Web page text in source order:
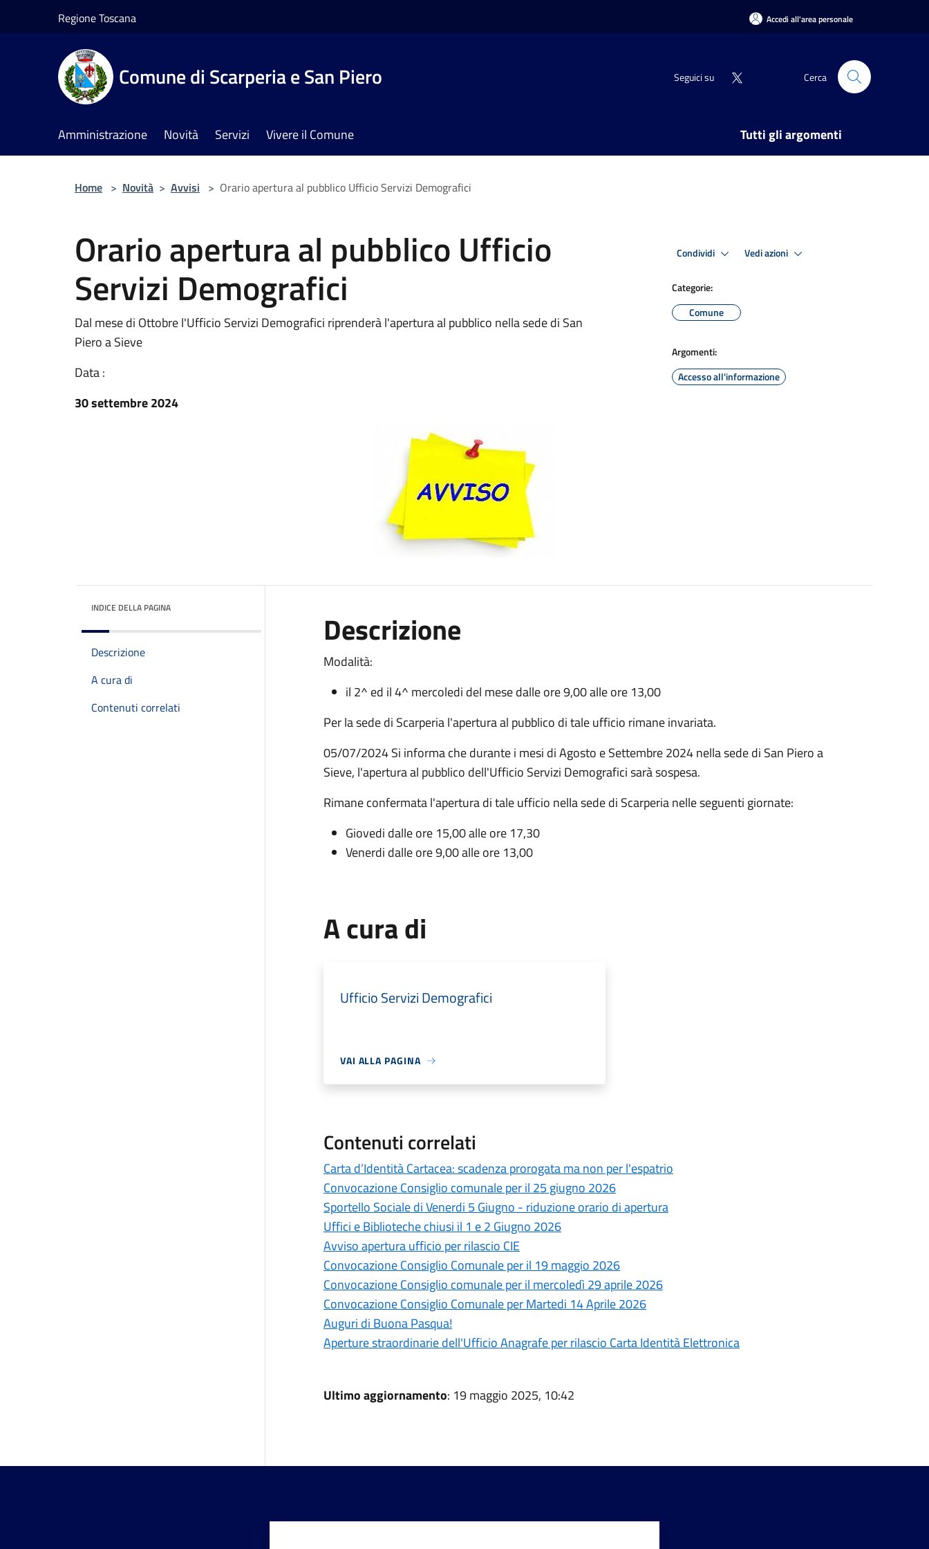
Regione Toscana Accedi all'area personale
Comune di Scarperia e San Piero Seguici su Cerca
Amministrazione Novità Servizi Vivere il Comune Tutti gli argomenti
Home > Novità > Avvisi > Orario apertura al pubblico Ufficio Servizi Demografici
Orario apertura al pubblico Ufficio
Servizi Demografici
Dal mese di Ottobre l'Ufficio Servizi Demografici riprenderà l'apertura al pubblico nella sede di San
Piero a Sieve
Data :
30 settembre 2024
Condividi Vedi azioni
Categorie:
Comune
Argomenti:
Accesso all'informazione
INDICE DELLA PAGINA
Descrizione
A cura di
Contenuti correlati
Descrizione
Modalità:
il 2^ ed il 4^ mercoledi del mese dalle ore 9,00 alle ore 13,00
Per la sede di Scarperia l'apertura al pubblico di tale ufficio rimane invariata.
05/07/2024 Si informa che durante i mesi di Agosto e Settembre 2024 nella sede di San Piero a
Sieve, l'apertura al pubblico dell'Ufficio Servizi Demografici sarà sospesa.
Rimane confermata l'apertura di tale ufficio nella sede di Scarperia nelle seguenti giornate:
Giovedi dalle ore 15,00 alle ore 17,30
Venerdi dalle ore 9,00 alle ore 13,00
A cura di
Ufficio Servizi Demografici
VAI ALLA PAGINA
Contenuti correlati
Carta d’Identità Cartacea: scadenza prorogata ma non per l'espatrio
Convocazione Consiglio comunale per il 25 giugno 2026
Sportello Sociale di Venerdi 5 Giugno - riduzione orario di apertura
Uffici e Biblioteche chiusi il 1 e 2 Giugno 2026
Avviso apertura ufficio per rilascio CIE
Convocazione Consiglio Comunale per il 19 maggio 2026
Convocazione Consiglio comunale per il mercoledì 29 aprile 2026
Convocazione Consiglio Comunale per Martedi 14 Aprile 2026
Auguri di Buona Pasqua!
Aperture straordinarie dell'Ufficio Anagrafe per rilascio Carta Identità Elettronica
Ultimo aggiornamento: 19 maggio 2025, 10:42